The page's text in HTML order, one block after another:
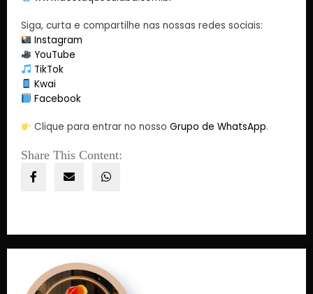
Siga, curta e compartilhe nas nossas redes sociais:
Instagram
YouTube
TikTok
Kwai
Facebook
Clique para entrar no nossoGrupo de WhatsApp.
Share This Content: